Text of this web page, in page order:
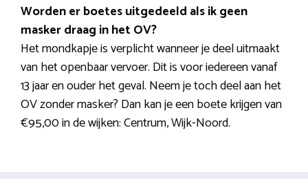
Worden er boetes uitgedeeld als ik geen
masker draag in het OV?
Het mondkapje is verplicht wanneer je deel uitmaakt
van het openbaar vervoer. Dit is voor iedereen vanaf
13 jaar en ouder het geval. Neem je toch deel aan het
OV zonder masker? Dan kan je een boete krijgen van
€95,00 in de wijken: Centrum, Wijk-Noord.